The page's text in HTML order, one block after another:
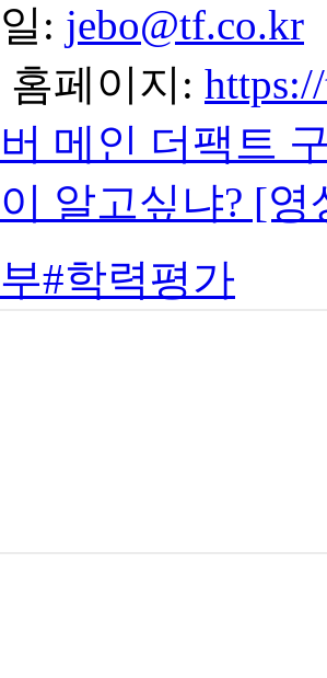
: jebo@tf.co.kr
홈페이지:
메인 더팩트
알고싶냐? [
#학력평가